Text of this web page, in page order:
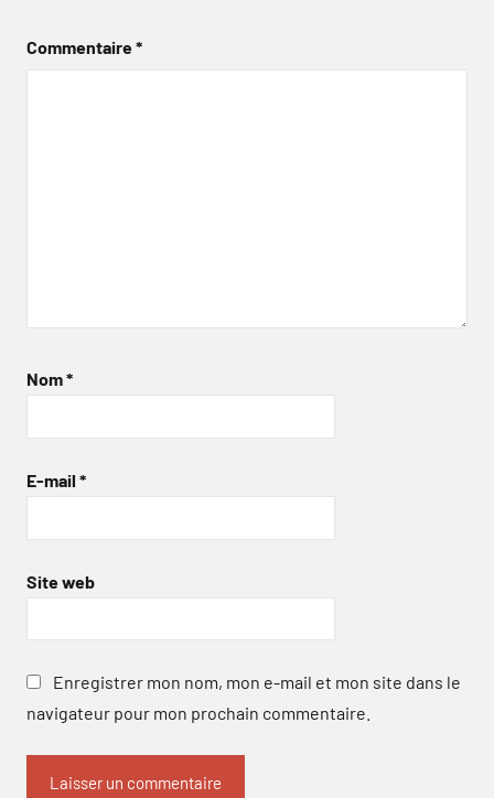
Commentaire*
Nom*
E-mail *
Site web
Enregistrer mon nom, mon e-mail et mon site dans le
navigateur pour mon prochain commentaire.